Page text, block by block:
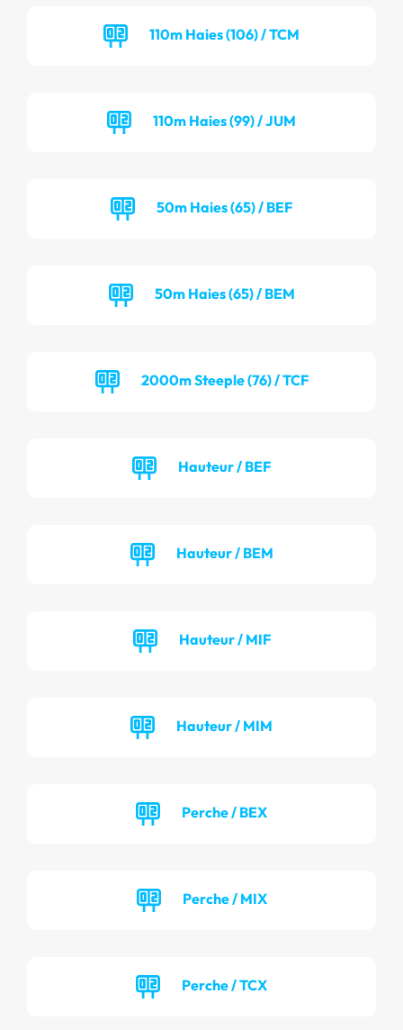
110m Haies (106) / TCM
110m Haies (99) / JUM
50m Haies (65) / BEF
50m Haies (65) / BEM
2000m Steeple (76) / TCF
Hauteur / BEF
Hauteur / BEM
Hauteur / MIF
Hauteur / MIM
Perche / BEX
Perche / MIX
Perche / TCX